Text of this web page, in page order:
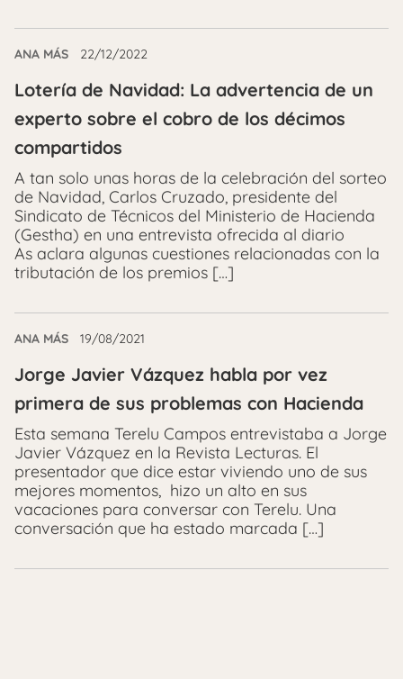
ANA MÁS 22/12/2022
Lotería de Navidad: La advertencia de un
experto sobre el cobro de los décimos
compartidos
A tan solo unas horas de la celebración del sorteo
de Navidad, Carlos Cruzado, presidente del
Sindicato de Técnicos del Ministerio de Hacienda
(Gestha) en una entrevista ofrecida al diario
As aclara algunas cuestiones relacionadas con la
tributación de los premios […]
ANA MÁS 19/08/2021
Jorge Javier Vázquez habla por vez
primera de sus problemas con Hacienda
Esta semana Terelu Campos entrevistaba a Jorge
Javier Vázquez en la Revista Lecturas. El
presentador que dice estar viviendo uno de sus
mejores momentos, hizo un alto en sus
vacaciones para conversar con Terelu. Una
conversación que ha estado marcada […]